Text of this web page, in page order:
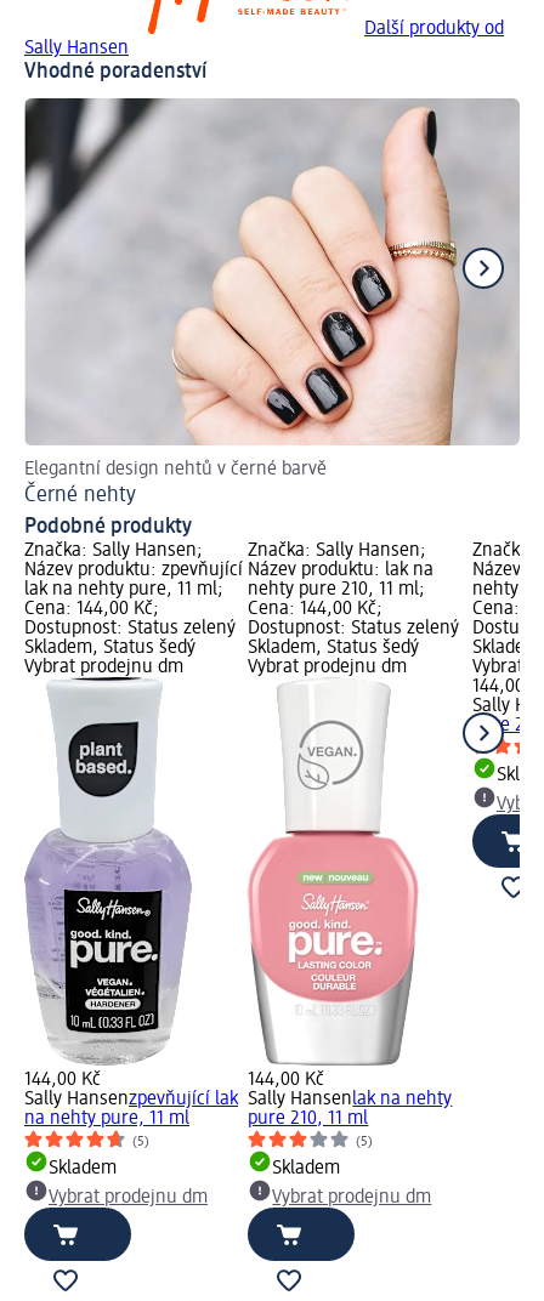
Další produkty od
Sally Hansen
Vhodné poradenství
Elegantní design nehtů v černé barvě
Černé nehty
Podobné produkty
Značka: Sally Hansen;
Název produktu: zpevňující
lak na nehty pure, 11 ml;
Cena: 144,00 Kč;
Dostupnost: Status zelený
Skladem, Status šedý
Vybrat prodejnu dm
144,00 Kč
Sally Hansenzpevňující lak
na nehty pure, 11 ml
(5)
Skladem
Vybrat prodejnu dm
Značka: Sally Hansen;
Název produktu: lak na
nehty pure 210, 11 ml;
Cena: 144,00 Kč;
Dostupnost: Status zelený
Skladem, Status šedý
Vybrat prodejnu dm
144,00 Kč
Sally Hansenlak na nehty
pure 210, 11 ml
(5)
Skladem
Vybrat prodejnu dm
Značka:
Název
nehty
Cena:
Vybrat
144,00
Sally
pure